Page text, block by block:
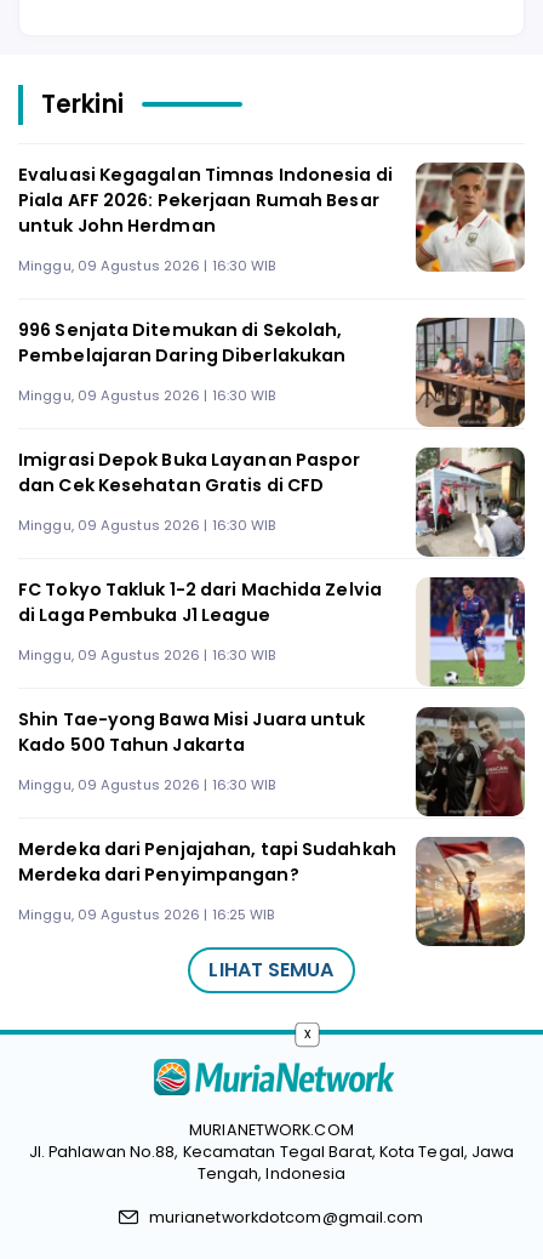
Terkini
Evaluasi Kegagalan Timnas Indonesia di
Piala AFF 2026: Pekerjaan Rumah Besar
untuk John Herdman
Minggu, 09 Agustus 2026 | 16:30 WIB
996 Senjata Ditemukan di Sekolah,
Pembelajaran Daring Diberlakukan
Minggu, 09 Agustus 2026 | 16:30 WIB
Imigrasi Depok Buka Layanan Paspor
dan Cek Kesehatan Gratis di CFD
Minggu, 09 Agustus 2026 | 16:30 WIB
FC Tokyo Takluk 1-2 dari Machida Zelvia
di Laga Pembuka J1 League
Minggu, 09 Agustus 2026 | 16:30 WIB
Shin Tae-yong Bawa Misi Juara untuk
Kado 500 Tahun Jakarta
Minggu, 09 Agustus 2026 | 16:30 WIB
Merdeka dari Penjajahan, tapi Sudahkah
Merdeka dari Penyimpangan?
Minggu, 09 Agustus 2026 | 16:25 WIB
LIHAT SEMUA
MURIANETWORK.COM
Jl. Pahlawan No.88, Kecamatan Tegal Barat, Kota Tegal, Jawa
Tengah, Indonesia
murianetworkdotcom@gmail.com
x